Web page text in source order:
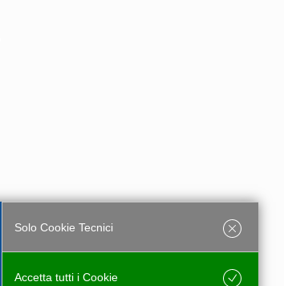
Accetta tutti i Cookie
Solo Cookie Tecnici
Salva